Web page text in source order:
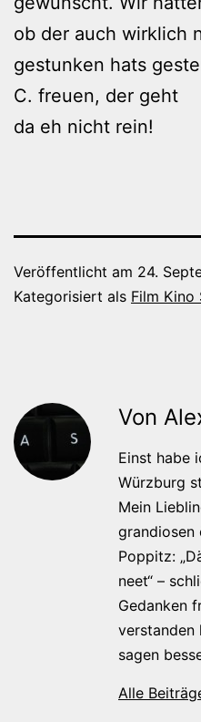
ob der auch wirklich
gestunken hats
C. freuen, der geht
da eh nicht rein!
Veröffentlicht am 24.
Kategorisiert als Film Kino
Von
Einst habe
Würzburg
Mein
grandiosen
Poppitz:
neet“ –
Gedanken
verstanden
sagen
Alle